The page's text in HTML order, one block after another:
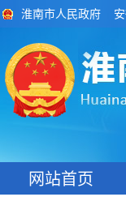
淮南市人民政府
网站首页